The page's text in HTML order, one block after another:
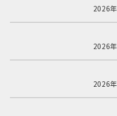
2026
2026
2026